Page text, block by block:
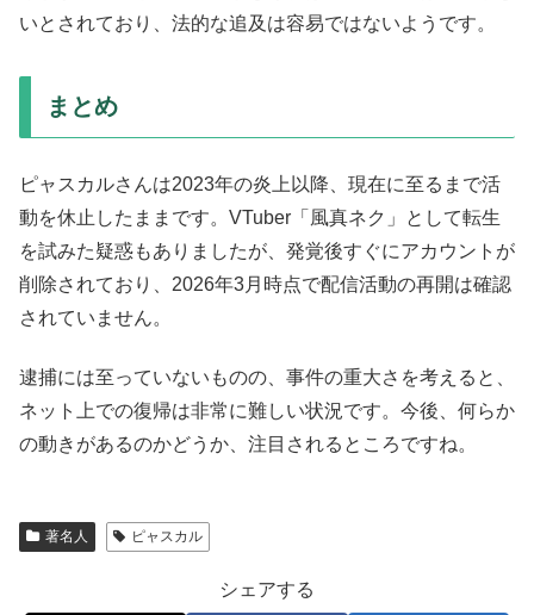
いとされており、法的な追及は容易ではないようです。
まとめ
ピャスカルさんは2023年の炎上以降、現在に至るまで活
動を休止したままです。VTuber「風真ネク」として転生
を試みた疑惑もありましたが、発覚後すぐにアカウントが
削除されており、2026年3月時点で配信活動の再開は確認
されていません。
逮捕には至っていないものの、事件の重大さを考えると、
ネット上での復帰は非常に難しい状況です。今後、何らか
の動きがあるのかどうか、注目されるところですね。
著名人 ピャスカル
シェアする